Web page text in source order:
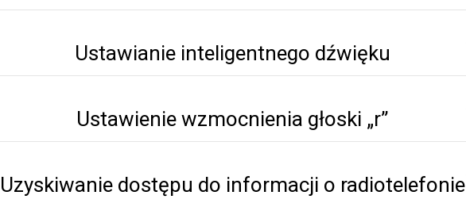
Ustawianie inteligentnego dźwięku
Ustawienie wzmocnienia głoski „r”
Uzyskiwanie dostępu do informacji o radiotelefonie